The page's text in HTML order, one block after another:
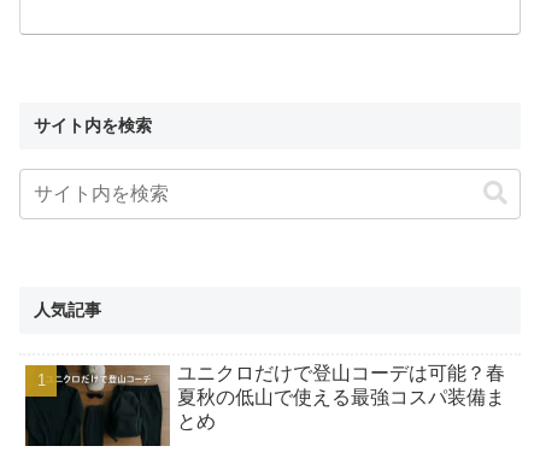
サイト内を検索
人気記事
ユニクロだけで登山コーデは可能？春
夏秋の低山で使える最強コスパ装備ま
とめ